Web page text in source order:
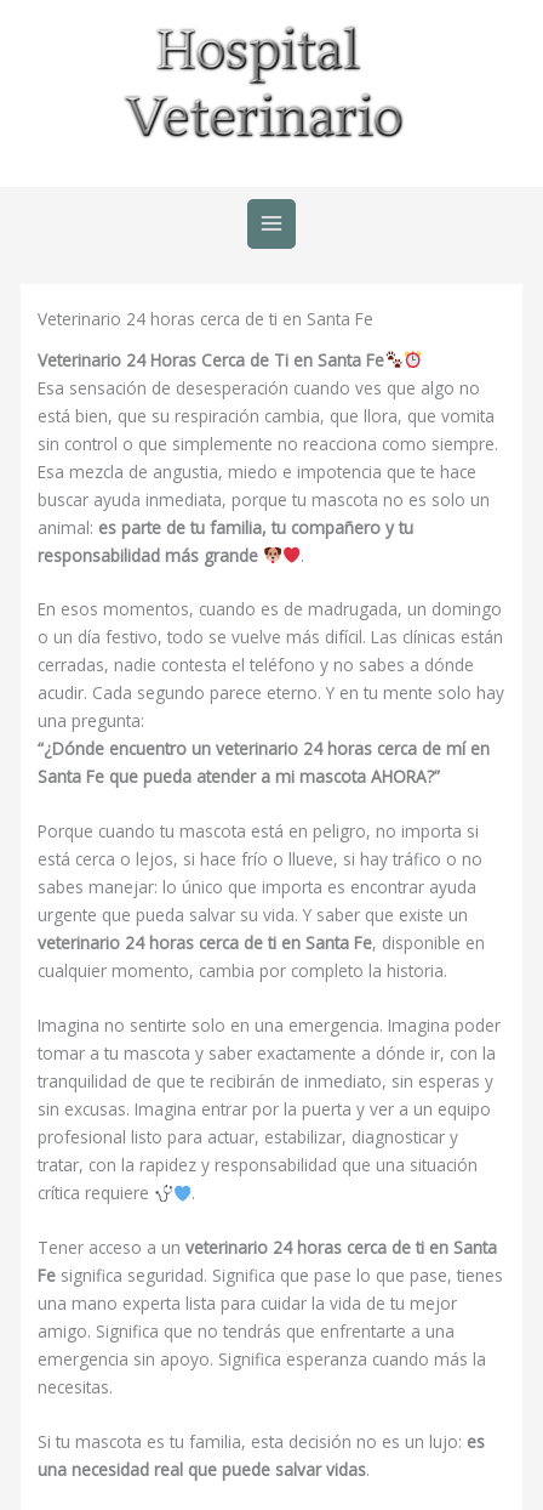
Veterinario 24 horas cerca de ti en Santa Fe
Veterinario 24 Horas Cerca de Ti en Santa Fe
Esa sensación de desesperación cuando ves que algo no
está bien, que su respiración cambia, que llora, que vomita
sin control o que simplemente no reacciona como siempre.
Esa mezcla de angustia, miedo e impotencia que te hace
buscar ayuda inmediata, porque tu mascota no es solo un
animal: es parte de tu familia, tu compañero y tu
responsabilidad más grande
.
En esos momentos, cuando es de madrugada, un domingo
o un día festivo, todo se vuelve más difícil. Las clínicas están
cerradas, nadie contesta el teléfono y no sabes a dónde
acudir. Cada segundo parece eterno. Y en tu mente solo hay
una pregunta:
“¿Dónde encuentro un veterinario 24 horas cerca de mí en
Santa Fe que pueda atender a mi mascota AHORA?”
Porque cuando tu mascota está en peligro, no importa si
está cerca o lejos, si hace frío o llueve, si hay tráfico o no
sabes manejar: lo único que importa es encontrar ayuda
urgente que pueda salvar su vida. Y saber que existe un
veterinario 24 horas cerca de ti en Santa Fe, disponible en
cualquier momento, cambia por completo la historia.
Imagina no sentirte solo en una emergencia. Imagina poder
tomar a tu mascota y saber exactamente a dónde ir, con la
tranquilidad de que te recibirán de inmediato, sin esperas y
sin excusas. Imagina entrar por la puerta y ver a un equipo
profesional listo para actuar, estabilizar, diagnosticar y
tratar, con la rapidez y responsabilidad que una situación
crítica requiere
.
Tener acceso a unveterinario 24 horas cerca de ti en Santa
Fe significa seguridad. Significa que pase lo que pase, tienes
una mano experta lista para cuidar la vida de tu mejor
amigo. Significa que no tendrás que enfrentarte a una
emergencia sin apoyo. Significa esperanza cuando más la
necesitas.
Si tu mascota es tu familia, esta decisión no es un lujo: es
una necesidad real que puede salvar vidas.